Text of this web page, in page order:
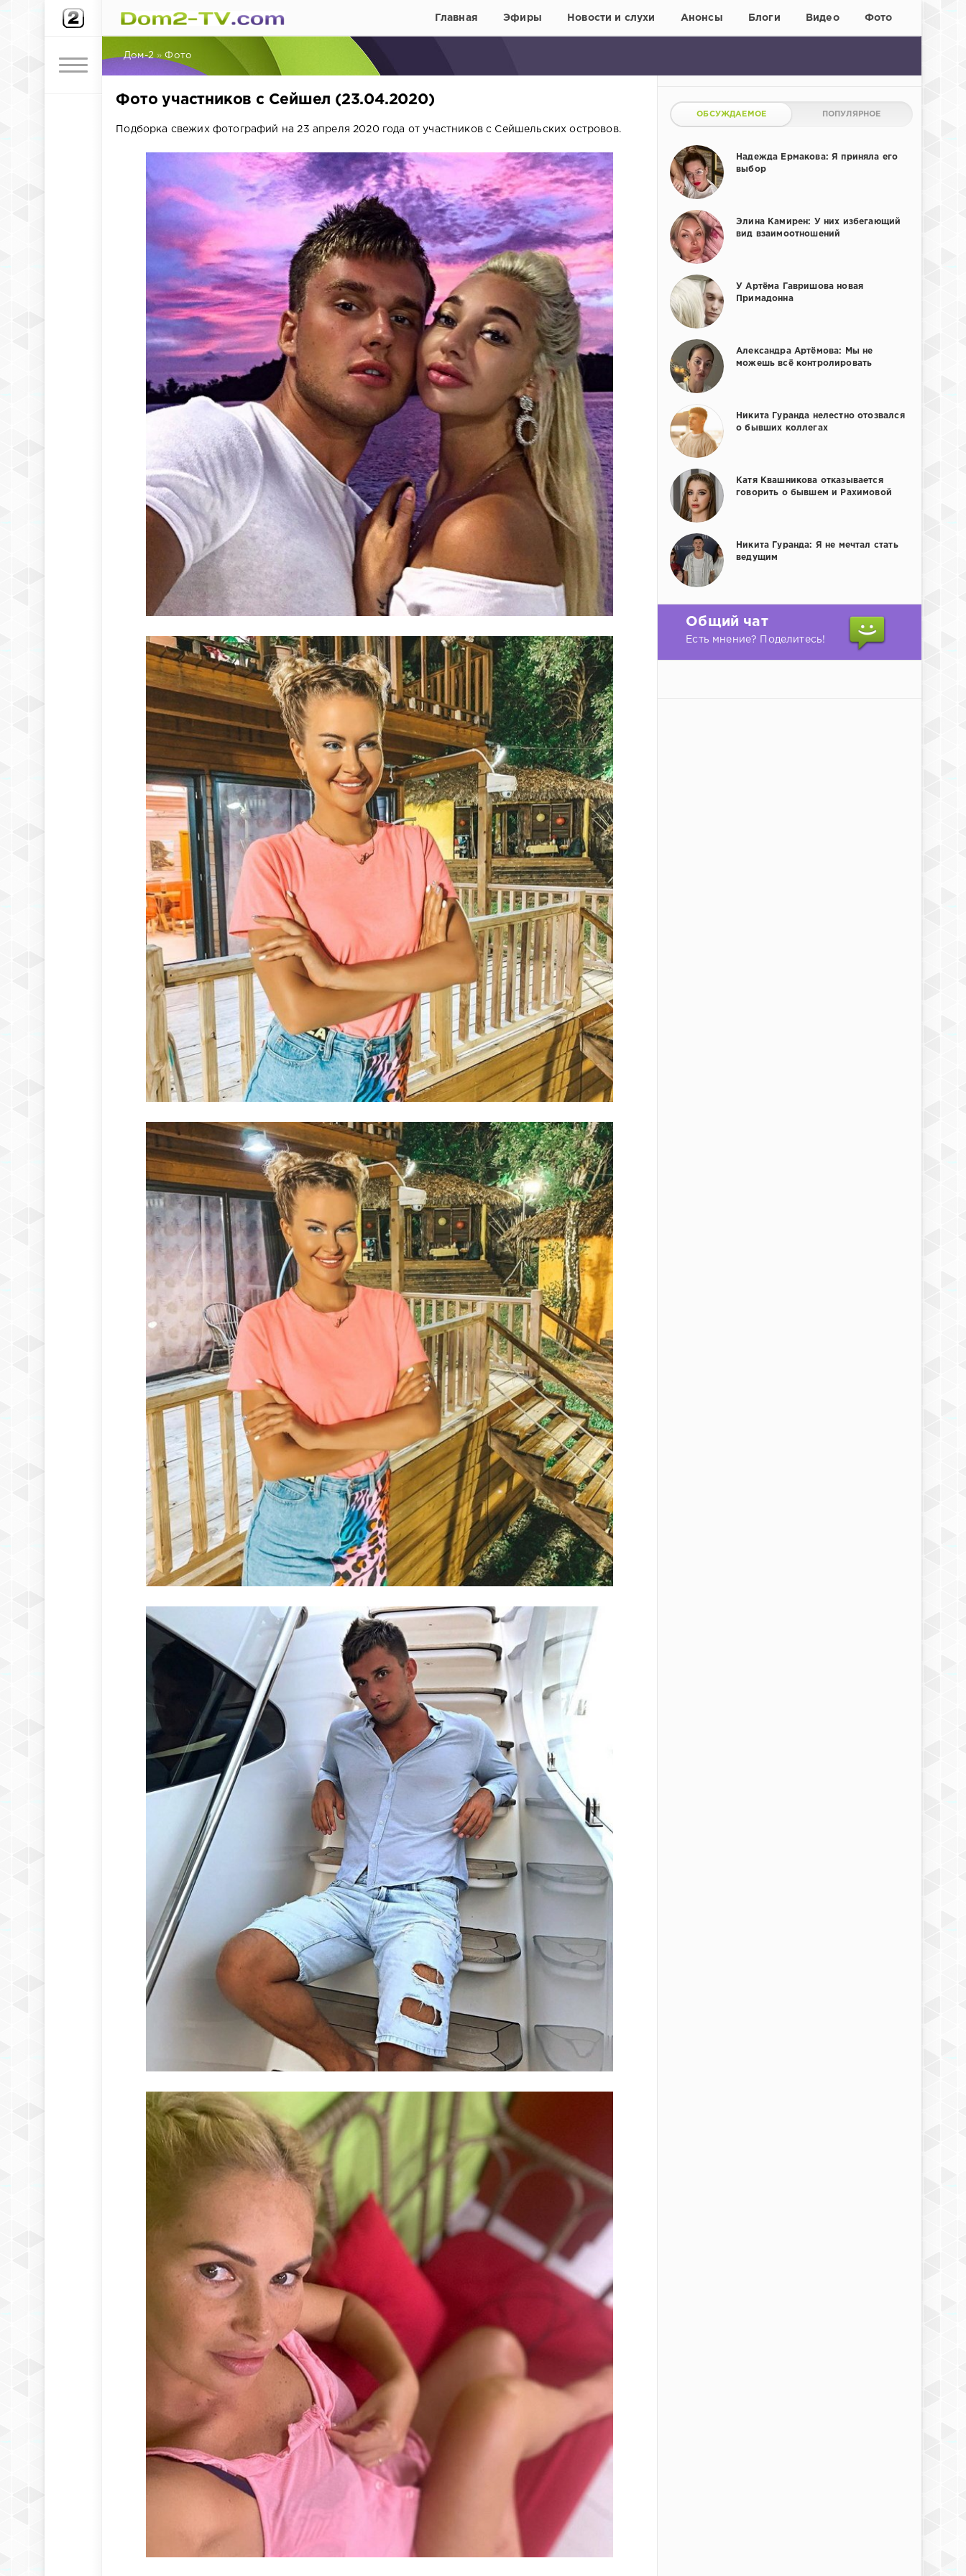
Главная Эфиры Новости и слухи Анонсы Блоги Видео Фото
Дом-2 »Фото
Фото участников с Сейшел (23.04.2020)
Подборка свежих фотографий на 23 апреля 2020 года от участников с Сейшельских островов.
ОБСУЖДАЕМОЕ ПОПУЛЯРНОЕ
Надежда Ермакова: Я приняла его
выбор
Элина Камирен: У них избегающий
вид взаимоотношений
У Артёма Гавришова новая
Примадонна
Александра Артёмова: Мы не
можешь всё контролировать
Никита Гуранда нелестно отозвался
о бывших коллегах
Катя Квашникова отказывается
говорить о бывшем и Рахимовой
Никита Гуранда: Я не мечтал стать
ведущим
Общий чат
Есть мнение? Поделитесь!